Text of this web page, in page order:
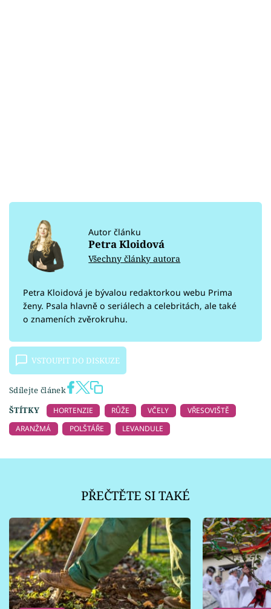
Autor článku
Petra Kloidová
Všechny články autora
Petra Kloidová je bývalou redaktorkou webu Prima
ženy. Psala hlavně o seriálech a celebritách, ale také
o znameních zvěrokruhu.
VSTOUPIT DO DISKUZE
Sdílejte článek
ŠTÍTKY
HORTENZIE RŮŽE VČELY
VŘESOVIŠTĚ
ARANŽMÁ
POLŠTÁŘE LEVANDULE
PŘEČTĚTE SI TAKÉ